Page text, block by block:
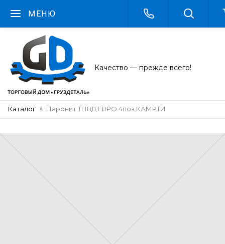
МЕНЮ
Качество — прежде всего!
Каталог Паронит ТНВД ЕВРО 4поз.КАМРТИ